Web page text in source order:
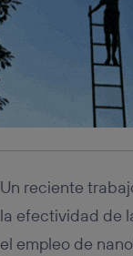
Un reciente
la efectividad de
el empleo de